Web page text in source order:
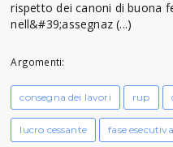
rispetto dei canoni di buona
nell&#39;assegnaz (...)
Argomenti:
consegna dei lavori rup
lucro cessante fase esecutiva